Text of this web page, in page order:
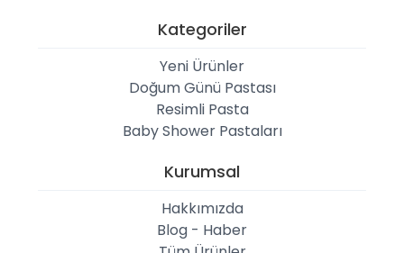
Kategoriler
Yeni Ürünler
Doğum Günü Pastası
Resimli Pasta
Baby Shower Pastaları
Kurumsal
Hakkımızda
Blog - Haber